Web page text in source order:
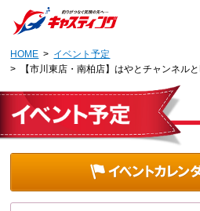
HOME > イベント予定
> 【市川東店・南柏店】はやとチャンネル